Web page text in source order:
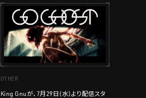
OTHER
King Gnuが、7月29日(水)より配信スタ